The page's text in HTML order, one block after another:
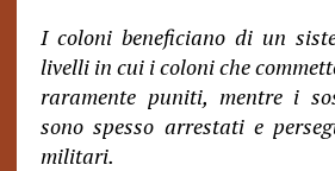
I coloni beneficiano di un
livelli in cui i coloni che
raramente puniti, mentre i
sono spesso arrestati e
militari.